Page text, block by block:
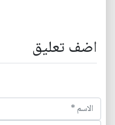
اضف تعليق